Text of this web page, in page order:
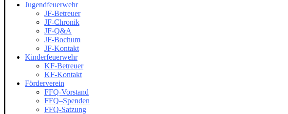
Jugendfeuerwehr
JF-Betreuer
JF-Chronik
JF-Q&A
JF-Bochum
JF-Kontakt
Kinderfeuerwehr
KF-Betreuer
KF-Kontakt
Förderverein
FFQ-Vorstand
FFQ–Spenden
FFQ-Satzung